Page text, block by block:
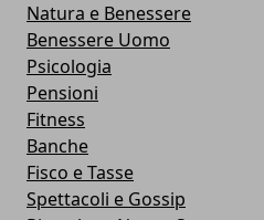
Natura e Benessere
Benessere Uomo
Psicologia
Pensioni
Fitness
Banche
Fisco e Tasse
Spettacoli e Gossip